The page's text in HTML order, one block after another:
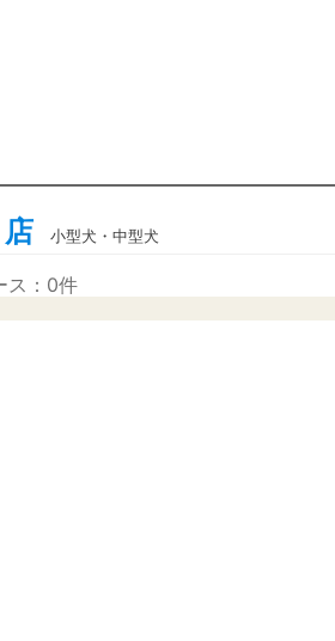
小型犬・中型犬
ス：0件